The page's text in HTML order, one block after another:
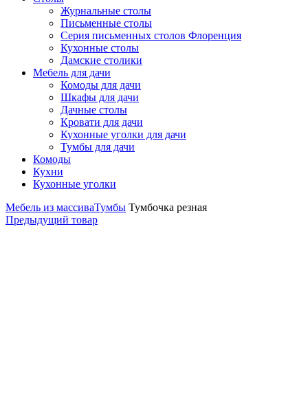
Журнальные столы
Письменные столы
Серия письменных столов Флоренция
Кухонные столы
Дамские столики
Мебель для дачи
Комоды для дачи
Шкафы для дачи
Дачные столы
Кровати для дачи
Кухонные уголки для дачи
Тумбы для дачи
Комоды
Кухни
Кухонные уголки
Мебель из массиваТумбы Тумбочка резная
Предыдущий товар